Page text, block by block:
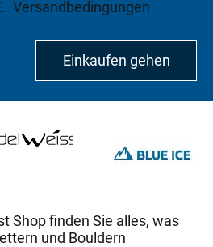
Versandbedingungen
Shop finden Sie alles, was
und Bouldern
Einkaufen gehen